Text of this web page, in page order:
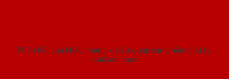
Phản hồi của khách hàng khi sử dụng sản phẩm cửa tại
SaiGonDoor